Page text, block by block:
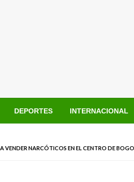
DEPORTES INTERNACIONAL
VENDER NARCÓTICOS EN EL CENTRO DE